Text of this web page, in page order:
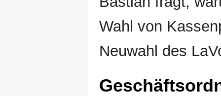
Wahl von
Neuwahl des